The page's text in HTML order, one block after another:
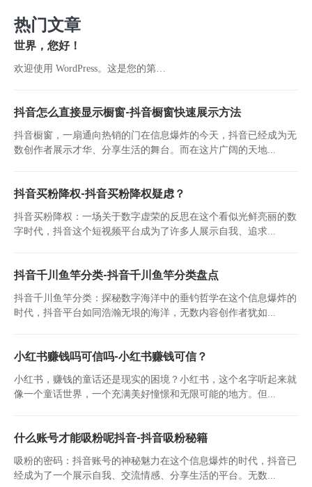
热门文章
世界，您好！
欢迎使用 WordPress。这是您的第…
抖音怎么直接显示橱窗-抖音橱窗快速展示方法
抖音橱窗，一扇通向热销的门在信息爆炸的今天，抖音已经成为无
数创作者展示才华、分享生活的舞台。而在这片广阔的天地...
抖音买粉降权-抖音买粉降权疑虑？
抖音买粉降权：一场关于数字虚荣的反思在这个看似光鲜亮丽的数
字时代，抖音这个短视频平台成为了许多人展示自我、追求...
抖音千川鱼竿分类-抖音千川鱼竿分类盘点
抖音千川鱼竿分类：探秘数字海洋中的垂钓哲学在这个信息爆炸的
时代，抖音平台如同浩瀚无垠的海洋，无数内容创作者犹如...
小红书赚钱吗可信吗-小红书赚钱可信？
小红书，赚钱的童话还是现实的困境？小红书，这个名字听起来就
像一个童话世界，一个充满美好憧憬和无限可能的地方。但...
什么账号才能吸粉呢抖音-抖音吸粉秘籍
吸粉的密码：抖音账号的神秘魅力在这个信息爆炸的时代，抖音已
经成为了一个展示自我、交流情感、分享生活的平台。无数...